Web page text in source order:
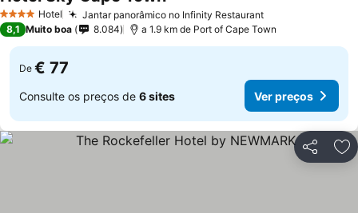
4 EstrelasHotel Jantar panorâmico no Infinity Restaurant
8,1 Muito boa 8.084 a 1.9 km de Port of Cape Town
De € 77
Consulte os preços de 6 sites Ver preços
Partilhar